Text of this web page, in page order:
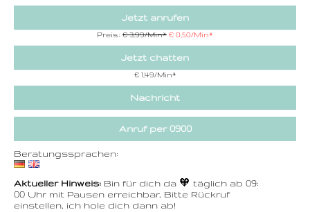
Jetzt anrufen
Preis: € 3,99/Min* € 0,50/Min*
Jetzt chatten
€ 1,49/Min*
Nachricht
Anruf per 0900
Beratungssprachen:
Aktueller Hinweis: Bin für dich da 🧡 täglich ab 09:
00 Uhr mit Pausen erreichbar, Bitte Rückruf
einstellen, ich hole dich dann ab!